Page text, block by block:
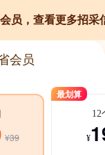
员，查看更多招采
会员
¥39
最划算
12
¥